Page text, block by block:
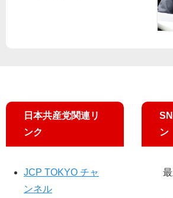
日本共産党関連リ
ンク
JCP TOKYO チャ
ンネル
ン